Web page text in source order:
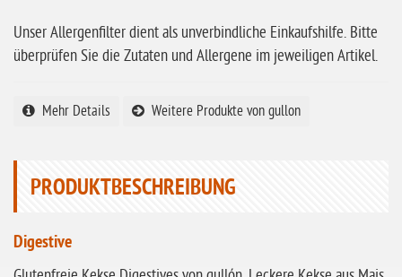
ohne Mais
ohne Senf
ohne Buchweizen
Unser Allergenfilter dient als unverbindliche Einkaufshilfe. Bitte
überprüfen Sie die Zutaten und Allergene im jeweiligen Artikel.
Mehr Details Weitere Produkte von gullon
PRODUKTBESCHREIBUNG
Digestive